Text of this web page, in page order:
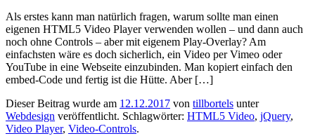
Als erstes kann man natürlich fragen, warum sollte man einen
eigenen HTML5 Video Player verwenden wollen – und dann auch
noch ohne Controls – aber mit eigenem Play-Overlay? Am
einfachsten wäre es doch sicherlich, ein Video per Vimeo oder
YouTube in eine Webseite einzubinden. Man kopiert einfach den
embed-Code und fertig ist die Hütte. Aber […]
Dieser Beitrag wurde am 12.12.2017 von tillbortels unter
Webdesign veröffentlicht. Schlagwörter: HTML5 Video, jQuery,
Video Player, Video-Controls.